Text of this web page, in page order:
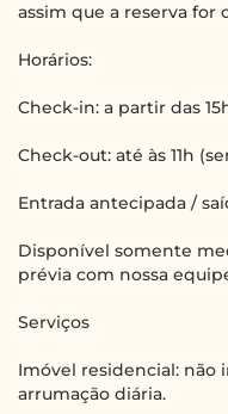
assim que a reserva for
Horários:
Check-in: a partir das
Check-out: até às 11h
Entrada antecipada /
Disponível somente
prévia com nossa
Serviços
Imóvel residencial: não
arrumação diária.